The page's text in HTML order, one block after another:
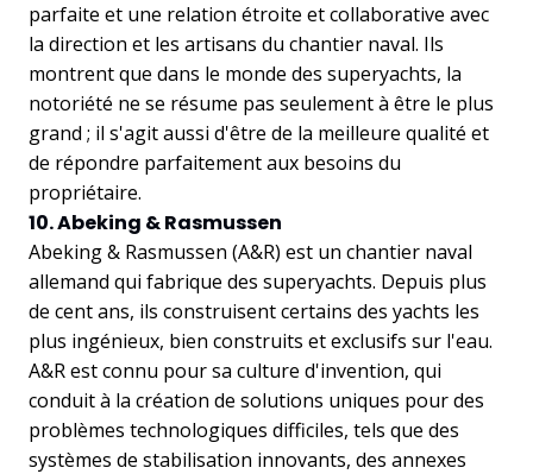
parfaite et une relation étroite et collaborative avec
la direction et les artisans du chantier naval. Ils
montrent que dans le monde des superyachts, la
notoriété ne se résume pas seulement à être le plus
grand ; il s'agit aussi d'être de la meilleure qualité et
de répondre parfaitement aux besoins du
propriétaire.
10. Abeking & Rasmussen
Abeking & Rasmussen (A&R) est un chantier naval
allemand qui fabrique des superyachts. Depuis plus
de cent ans, ils construisent certains des yachts les
plus ingénieux, bien construits et exclusifs sur l'eau.
A&R est connu pour sa culture d'invention, qui
conduit à la création de solutions uniques pour des
problèmes technologiques difficiles, tels que des
systèmes de stabilisation innovants, des annexes